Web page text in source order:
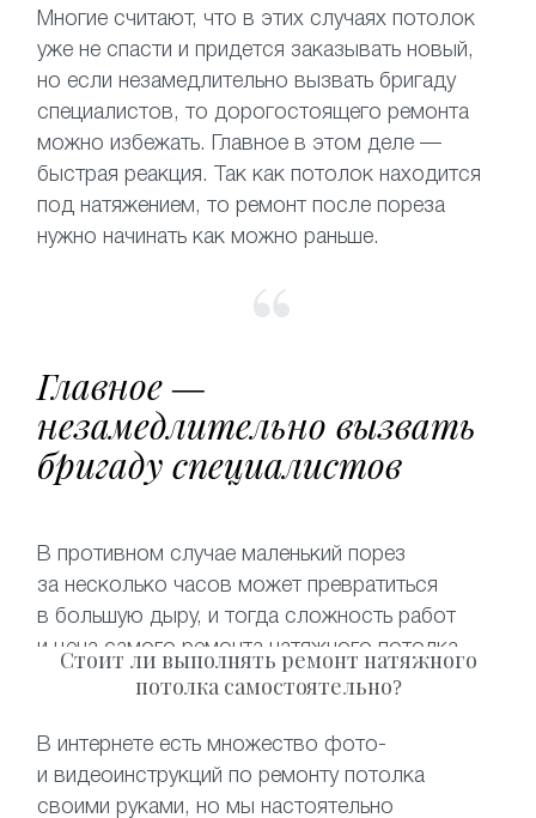
Многие считают, что в этих случаях потолок
уже не спасти и придется заказывать новый,
но если незамедлительно вызвать бригаду
специалистов, то дорогостоящего ремонта
можно избежать. Главное в этом деле —
быстрая реакция. Так как потолок находится
под натяжением, то ремонт после пореза
нужно начинать как можно раньше.
Главное —
незамедлительно вызвать
бригаду специалистов
В противном случае маленький порез
за несколько часов может превратиться
в большую дыру, и тогда сложность работ
и цена самого ремонта натяжного потолка
возрастет в разы. Что касается
самостоятельный слив воды может привести
к безвозвратной порче полотна. Чтобы
не тратить деньги и время на монтаж нового
Стоит ли выполнять ремонт натяжного
потолка самостоятельно?
В интернете есть множество фото-
и видеоинструкций по ремонту потолка
своими руками, но мы настоятельно